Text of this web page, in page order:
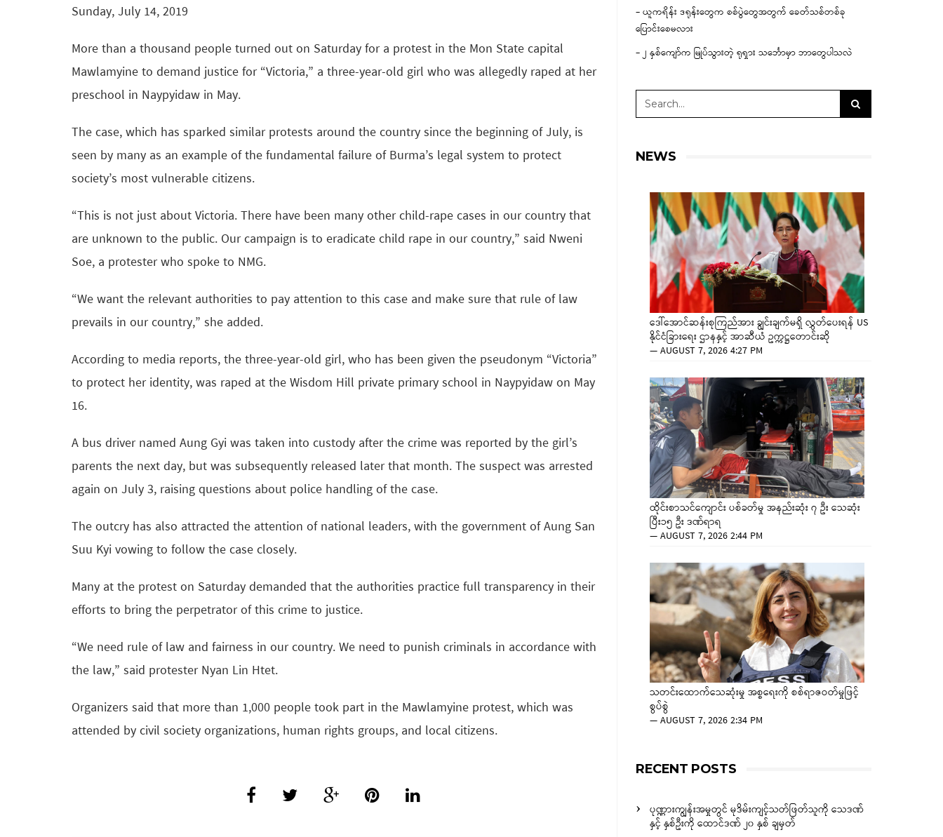
Sunday, July 14, 2019
More than a thousand people turned out on Saturday for a protest in the Mon State capital
Mawlamyine to demand justice for “Victoria,” a three-year-old girl who was allegedly raped at her
preschool in Naypyidaw in May.
The case, which has sparked similar protests around the country since the beginning of July, is
seen by many as an example of the fundamental failure of Burma’s legal system to protect
society’s most vulnerable citizens.
“This is not just about Victoria. There have been many other child-rape cases in our country that
are unknown to the public. Our campaign is to eradicate child rape in our country,” said Nweni
Soe, a protester who spoke to NMG.
“We want the relevant authorities to pay attention to this case and make sure that rule of law
prevails in our country,” she added.
According to media reports, the three-year-old girl, who has been given the pseudonym “Victoria”
to protect her identity, was raped at the Wisdom Hill private primary school in Naypyidaw on May
16.
A bus driver named Aung Gyi was taken into custody after the crime was reported by the girl’s
parents the next day, but was subsequently released later that month. The suspect was arrested
again on July 3, raising questions about police handling of the case.
The outcry has also attracted the attention of national leaders, with the government of Aung San
Suu Kyi vowing to follow the case closely.
Many at the protest on Saturday demanded that the authorities practice full transparency in their
efforts to bring the perpetrator of this crime to justice.
“We need rule of law and fairness in our country. We need to punish criminals in accordance with
the law,” said protester Nyan Lin Htet.
Organizers said that more than 1,000 people took part in the Mawlamyine protest, which was
attended by civil society organizations, human rights groups, and local citizens.
– ယူကရိန်း ဒရုန်းတွေက စစ်ပွဲတွေအတွက် ခေတ်သစ်တစ်ခု
ပြောင်းစေမလား
– ၂ နှစ်ကျော်က မြုပ်သွားတဲ့ ရုရှား သင်္ဘောမှာ ဘာတွေပါသလဲ
NEWS
ဒေါ်အောင်ဆန်းစုကြည်အား ချွင်းချက်မရှိ လွှတ်ပေးရန် US
နိုင်ငံခြားရေး ဌာနနှင့် အာဆီယံ ဥက္ကဋ္ဌတောင်းဆို
—AUGUST 7, 2026 4:27 PM
ထိုင်းစာသင်ကျောင်း ပစ်ခတ်မှု အနည်းဆုံး ၇ ဦး သေဆုံး
ပြီး၁၅ ဦး ဒဏ်ရာရ
—AUGUST 7, 2026 2:44 PM
သတင်းထောက်သေဆုံးမှု အစ္စရေးကို စစ်ရာဇဝတ်မှုဖြင့်
စွပ်စွဲ
—AUGUST 7, 2026 2:34 PM
RECENT POSTS
ပုဏ္ဏားကျွန်းအမှုတွင် မုဒိမ်းကျင့်သတ်ဖြတ်သူကို သေဒဏ်
နှင့် နှစ်ဦးကို ထောင်ဒဏ် ၂၀ နှစ် ချမှတ်